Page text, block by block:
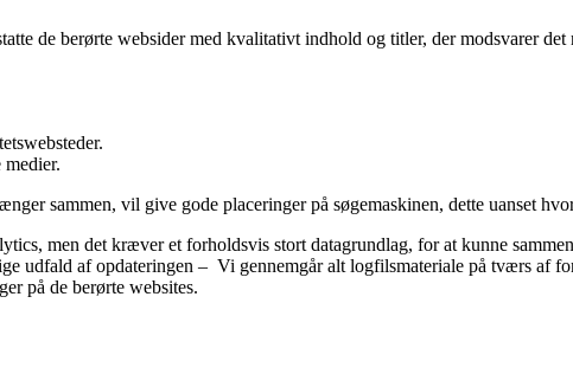
de berørte websider med kvalitativt indhold og titler, der modsvarer
sammen, vil give gode placeringer på søgemaskinen, dette uanset
men det kræver et forholdsvis stort datagrundlag, for at kunne
udfald af opdateringen – Vi gennemgår alt logfilsmateriale på tværs af
på de berørte websites.